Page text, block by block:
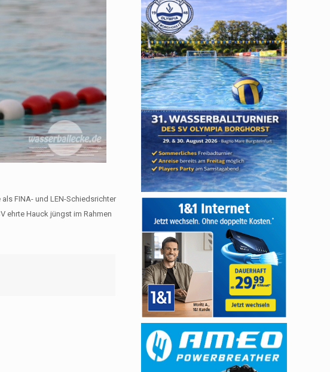
FINA- und LEN-Schiedsrichter
ehrte Hauck jüngst im Rahmen